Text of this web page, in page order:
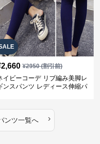
2,660 ¥2950(割引前)
イビーコーデ リブ編み美脚レ
ンスパンツ レディース伸縮パ
ンツ一覧へ ›